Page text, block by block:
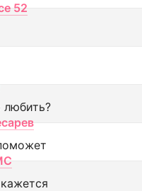
52
любить?